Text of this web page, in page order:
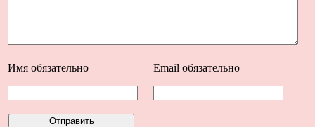
Имя обязательно Email обязательно